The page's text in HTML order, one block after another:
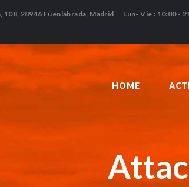
28946 Fuenlabrada, Madrid Lun- Vie : 10:00 -
HOME
HOME
HORARIO
PRECIOS